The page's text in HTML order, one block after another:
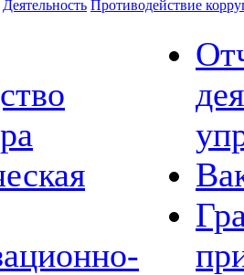
Деятельность Противодействие